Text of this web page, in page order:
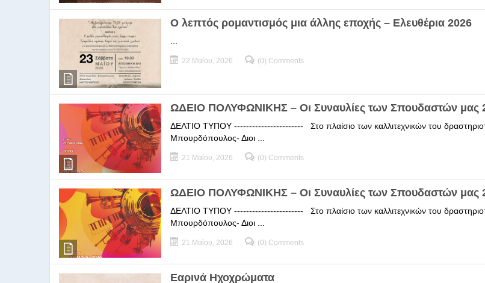
Ο λεπτός ρομαντισμός μια άλλης εποχής – Ελευθέρια 2026
22 Μαΐου, 2026 (0) Comments
ΩΔΕΙΟ ΠΟΛΥΦΩΝΙΚΗΣ – Οι Συναυλίες των Σπουδαστών μας
ΔΕΛΤΙΟ ΤΥΠΟΥ ----------------------- Στο πλαίσιο των καλλιτεχνικών του
Μπουρδόπουλος- Διοι ...
21 Μαΐου, 2026 (0) Comments
ΩΔΕΙΟ ΠΟΛΥΦΩΝΙΚΗΣ – Οι Συναυλίες των Σπουδαστών μας
ΔΕΛΤΙΟ ΤΥΠΟΥ ----------------------- Στο πλαίσιο των καλλιτεχνικών του
Μπουρδόπουλος- Διοι ...
21 Μαΐου, 2026 (0) Comments
Εαρινά Ηχοχρώματα